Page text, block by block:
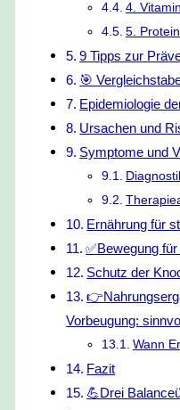
4.
5.
9 Tipps zur
🎯
Epidemiologie
Ursachen und
Symptome und
Ernährung für
✅Bewegung
Schutz der
Vorbeugung:
Wann
Fazit
💪Drei